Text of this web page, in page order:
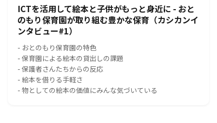
ICTを活用して絵本と子供がもっと身近に - おと
のもり保育園が取り組む豊かな保育（カシカンイ
ンタビュー#1）
- おとのもり保育園の特色
- 保育園による絵本の貸出しの課題
- 保護者さんたちからの反応
- 絵本を借りる手軽さ
- 物としての絵本の価値にみんな気づいている